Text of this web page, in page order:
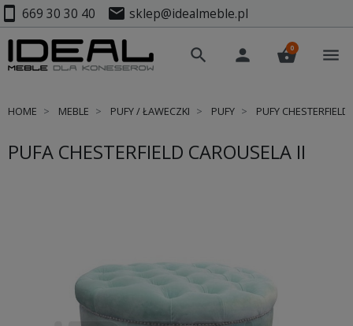
smartphone 669 30 30 40 mail sklep@idealmeble.pl
search person shopping_basket
0 menu
HOME MEBLE PUFY / ŁAWECZKI PUFY PUFY CHESTERFIELD
PUFA CHESTERFIELD CAROUSELA II